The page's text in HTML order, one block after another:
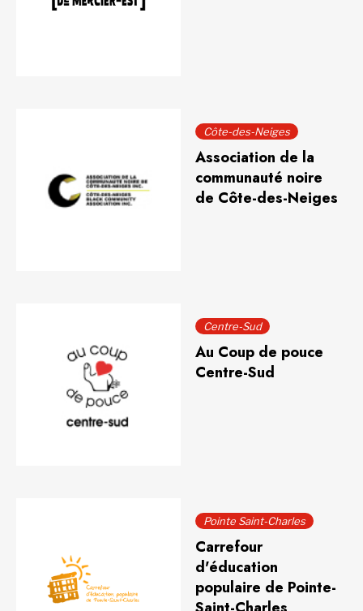
Côte-des-Neiges
Association de la
communauté noire
de Côte-des-Neiges
Centre-Sud
Au Coup de pouce
Centre-Sud
Pointe Saint-Charles
Carrefour
d'éducation
populaire de Pointe-